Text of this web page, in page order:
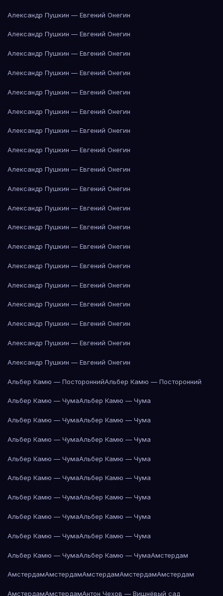
Александр Пушкин — Евгений Онегин
Александр Пушкин — Евгений Онегин
Александр Пушкин — Евгений Онегин
Александр Пушкин — Евгений Онегин
Александр Пушкин — Евгений Онегин
Александр Пушкин — Евгений Онегин
Александр Пушкин — Евгений Онегин
Александр Пушкин — Евгений Онегин
Александр Пушкин — Евгений Онегин
Александр Пушкин — Евгений Онегин
Александр Пушкин — Евгений Онегин
Александр Пушкин — Евгений Онегин
Александр Пушкин — Евгений Онегин
Александр Пушкин — Евгений Онегин
Александр Пушкин — Евгений Онегин
Александр Пушкин — Евгений Онегин
Александр Пушкин — Евгений Онегин
Александр Пушкин — Евгений Онегин
Александр Пушкин — Евгений Онегин
Альбер Камю — ПостороннийАльбер Камю — Посторонний
Альбер Камю — ЧумаАльбер Камю — Чума
Альбер Камю — ЧумаАльбер Камю — Чума
Альбер Камю — ЧумаАльбер Камю — Чума
Альбер Камю — ЧумаАльбер Камю — Чума
Альбер Камю — ЧумаАльбер Камю — Чума
Альбер Камю — ЧумаАльбер Камю — Чума
Альбер Камю — ЧумаАльбер Камю — Чума
Альбер Камю — ЧумаАльбер Камю — Чума
Альбер Камю — ЧумаАльбер Камю — ЧумаАмстердам
АмстердамАмстердамАмстердамАмстердамАмстердам
АмстердамАмстердамАнтон Чехов — Вишнёвый сад